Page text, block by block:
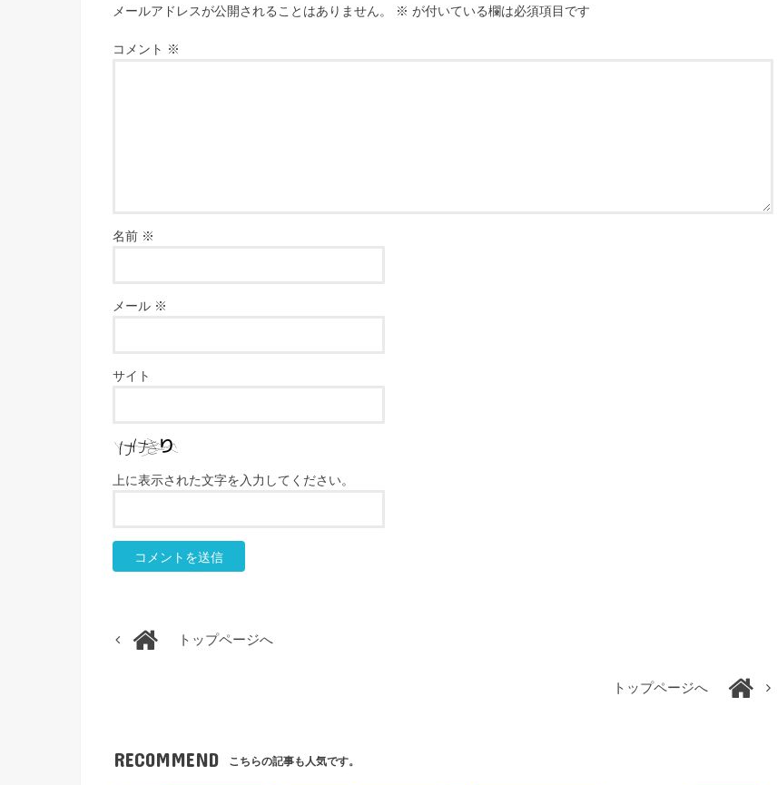
メールアドレスが公開されることはありません。 ※ が付いている欄は必須項目です
コメント ※
名前 ※
メール ※
サイト
上に表示された文字を入力してください。
トップページへ
トップページへ
RECOMMEND こちらの記事も人気です。